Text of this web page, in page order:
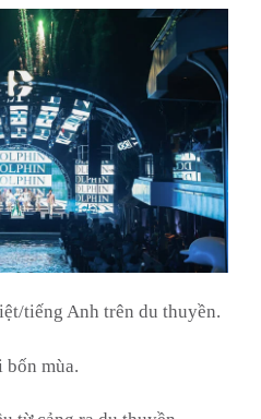
tiếng Anh trên du thuyền.
bốn mùa.